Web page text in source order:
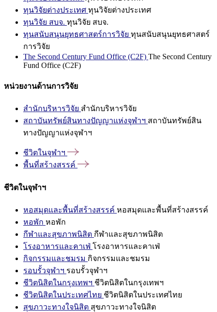
ทุนวิจัยต่างประเทศ ทุนวิจัยต่างประเทศ
ทุนวิจัย สบจ. ทุนวิจัย สบจ.
ทุนสนับสนุนยุทธศาสตร์การวิจัย ทุนสนับสนุนยุทธศาสตร์
การวิจัย
The Second Century Fund Office (C2F) The Second Century
Fund Office (C2F)
หน่วยงานด้านการวิจัย
สำนักบริหารวิจัย สำนักบริหารวิจัย
สถาบันทรัพย์สินทางปัญญาแห่งจุฬาฯ สถาบันทรัพย์สิน
ทางปัญญาแห่งจุฬาฯ
ชีวิตในจุฬาฯ
พื้นที่สร้างสรรค์
ชีวิตในจุฬาฯ
หอสมุดและพื้นที่สร้างสรรค์ หอสมุดและพื้นที่สร้างสรรค์
หอพัก หอพัก
กีฬาและสุขภาพนิสิต กีฬาและสุขภาพนิสิต
โรงอาหารและคาเฟ่ โรงอาหารและคาเฟ่
กิจกรรมและชมรม กิจกรรมและชมรม
รอบรั้วจุฬาฯ รอบรั้วจุฬาฯ
ชีวิตนิสิตในกรุงเทพฯ ชีวิตนิสิตในกรุงเทพฯ
ชีวิตนิสิตในประเทศไทย ชีวิตนิสิตในประเทศไทย
สุขภาวะทางใจนิสิต สุขภาวะทางใจนิสิต